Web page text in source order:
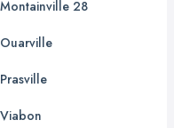
Montainville 28
Ouarville
Prasville
Viabon